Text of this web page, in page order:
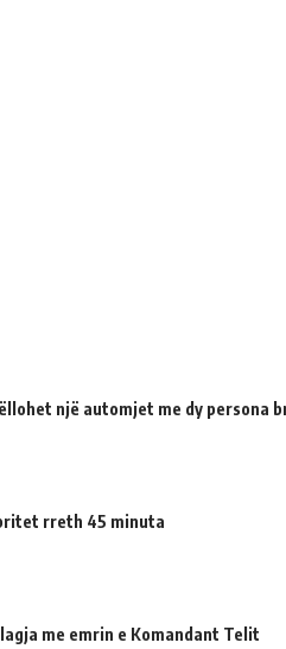
një automjet me dy persona
rreth 45 minuta
me emrin e Komandant Telit